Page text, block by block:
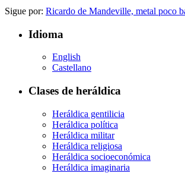
Sigue por: Ricardo de Mandeville, metal poco
Idioma
English
Castellano
Clases de heráldica
Heráldica gentilicia
Heráldica política
Heráldica militar
Heráldica religiosa
Heráldica socioeconómica
Heráldica imaginaria